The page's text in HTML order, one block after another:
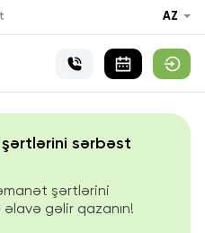
AZ
sərbəst
şərtlərini
gəlir qazanın!